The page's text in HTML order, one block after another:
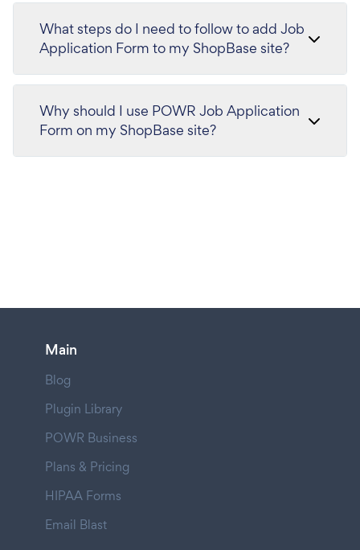
What steps do I need to follow to add Job
Application Form to my ShopBase site?
Why should I use POWR Job Application
Form on my ShopBase site?
Main
Blog
Plugin Library
POWR Business
Plans & Pricing
HIPAA Forms
Email Blast